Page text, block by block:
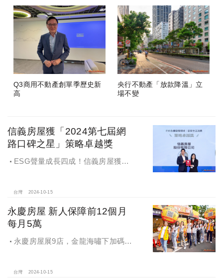
Q3商用不動產創單季歷史新
高
央行不動產「放款降溫」立
場不變
信義房屋獲「2024第七屆網
路口碑之星」策略卓越獎
ESG聲量成長四成！信義房屋獲
台灣 2024-10-15
永慶房屋 新人保障前12個月
每月5萬
永慶房屋展9店，金龍海嘯下加碼員
福感，看得到更領得到！業務新人保
台灣 2024-10-15